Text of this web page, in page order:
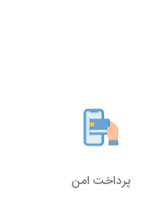
پرداخت امن